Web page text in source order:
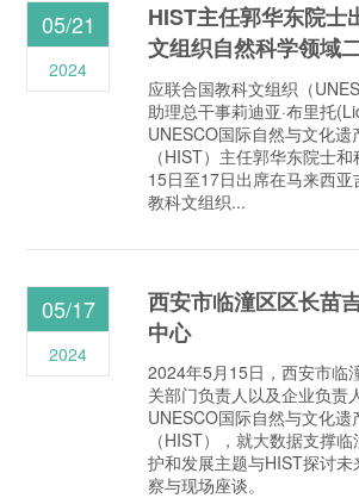
HIST主任郭华东院士
文组织自然科学领域
应联合国教科文组织（
助理总干事莉迪亚·布里托
UNESCO国际自然与文化
（HIST）主任郭华东院士
15日至17日出席在马来西
教科文组织...
05/21
2024
西安市临潼区区长苗
中心
2024年5月15日，西安市临
关部门负责人以及企业负责
UNESCO国际自然与文化
（HIST），就大数据支撑
护和发展主题与HIST探讨
察与现场座谈。
05/17
2024